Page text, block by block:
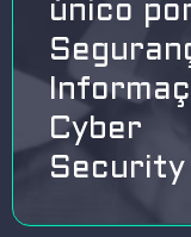
único
Cyber
Security